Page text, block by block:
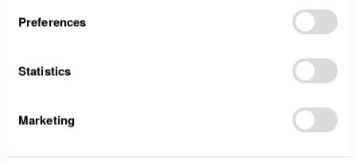
Preferences
Statistics
Marketing